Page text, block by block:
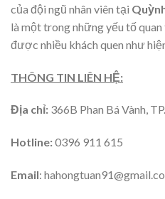
của đội ngũ nhân viên tại
là một trong những yếu tố
được nhiều khách quen như
THÔNG TIN LIÊN HỆ:
Địa chỉ: 366B Phan Bá Vành,
Hotline:0396 911 615
Email: